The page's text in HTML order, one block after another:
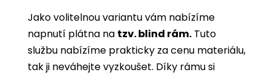
Jako volitelnou variantu vám nabízíme
napnutí plátna na tzv. blind rám. Tuto
službu nabízíme prakticky za cenu materiálu,
tak ji neváhejte vyzkoušet. Díky rámu si